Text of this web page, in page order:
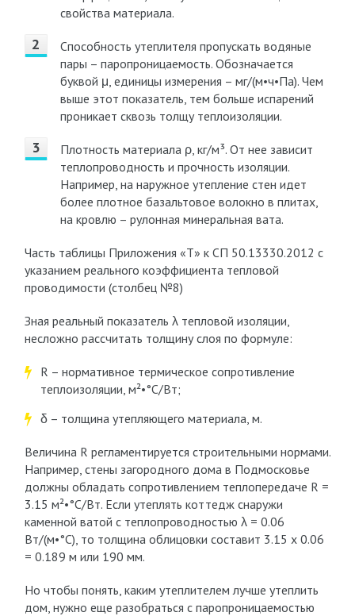
свойства материала.
Способность утеплителя пропускать водяные
пары – паропроницаемость. Обозначается
буквой μ, единицы измерения – мг/(м•ч•Па). Чем
выше этот показатель, тем больше испарений
проникает сквозь толщу теплоизоляции.
Плотность материала ρ, кг/м³. От нее зависит
теплопроводность и прочность изоляции.
Например, на наружное утепление стен идет
более плотное базальтовое волокно в плитах,
на кровлю – рулонная минеральная вата.
Часть таблицы Приложения «Т» к СП 50.13330.2012 с
указанием реального коэффициента тепловой
проводимости (столбец №8)
Зная реальный показатель λ тепловой изоляции,
несложно рассчитать толщину слоя по формуле:
R – нормативное термическое сопротивление
теплоизоляции, м²•°С/Вт;
δ – толщина утепляющего материала, м.
Величина R регламентируется строительными нормами.
Например, стены загородного дома в Подмосковье
должны обладать сопротивлением теплопередаче R =
3.15 м²•°С/Вт. Если утеплять коттедж снаружи
каменной ватой с теплопроводностью λ = 0.06
Вт/(м•°С), то толщина облицовки составит 3.15 х 0.06
= 0.189 м или 190 мм.
Но чтобы понять, каким утеплителем лучше утеплить
дом, нужно еще разобраться с паропроницаемостью